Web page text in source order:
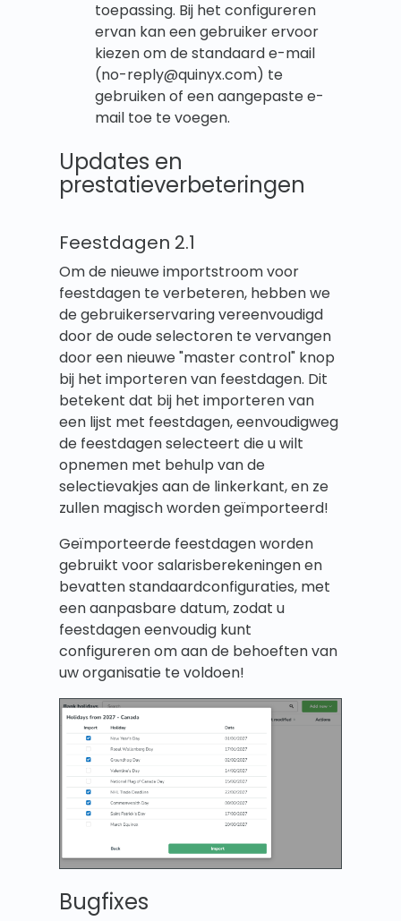
toepassing. Bij het configureren
ervan kan een gebruiker ervoor
kiezen om de standaard e-mail
(no-reply@quinyx.com) te
gebruiken of een aangepaste e-
mail toe te voegen.
Updates en
prestatieverbeteringen
Feestdagen 2.1
Om de nieuwe importstroom voor
feestdagen te verbeteren, hebben we
de gebruikerservaring vereenvoudigd
door de oude selectoren te vervangen
door een nieuwe "master control" knop
bij het importeren van feestdagen. Dit
betekent dat bij het importeren van
een lijst met feestdagen, eenvoudigweg
de feestdagen selecteert die u wilt
opnemen met behulp van de
selectievakjes aan de linkerkant, en ze
zullen magisch worden geïmporteerd!
Geïmporteerde feestdagen worden
gebruikt voor salarisberekeningen en
bevatten standaardconfiguraties, met
een aanpasbare datum, zodat u
feestdagen eenvoudig kunt
configureren om aan de behoeften van
uw organisatie te voldoen!
Bugfixes